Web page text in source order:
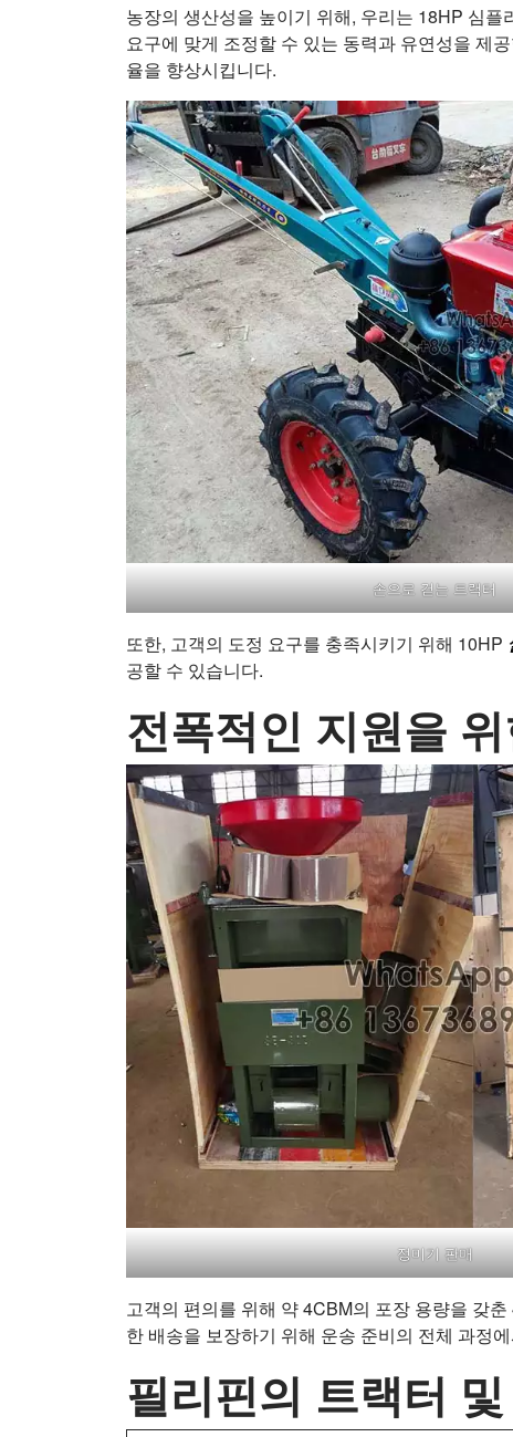
농장의 생산성을 높이기 위해, 우리는 18HP 심
요구에 맞게 조정할 수 있는 동력과 유연성을 제
율을 향상시킵니다.
손으로 걷는 트랙터
또한, 고객의 도정 요구를 충족시키기 위해 10HP
공할 수 있습니다.
전폭적인 지원을
정미기 판매
고객의 편의를 위해 약 4CBM의 포장 용량을 갖
한 배송을 보장하기 위해 운송 준비의 전체 ​​과정
필리핀의 트랙터